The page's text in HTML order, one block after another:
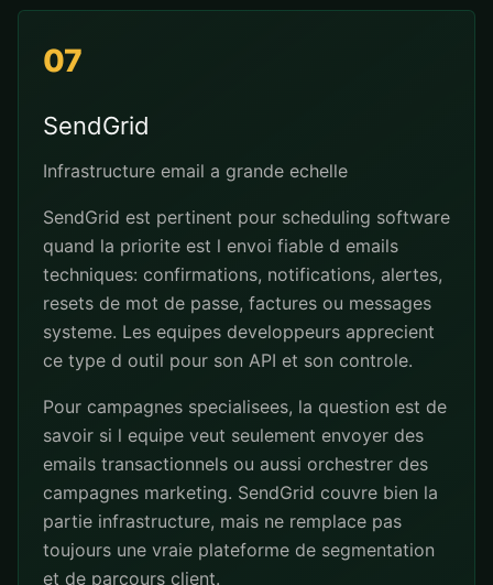
07
SendGrid
Infrastructure email a grande echelle
SendGrid est pertinent pour scheduling software
quand la priorite est l envoi fiable d emails
techniques: confirmations, notifications, alertes,
resets de mot de passe, factures ou messages
systeme. Les equipes developpeurs apprecient
ce type d outil pour son API et son controle.
Pour campagnes specialisees, la question est de
savoir si l equipe veut seulement envoyer des
emails transactionnels ou aussi orchestrer des
campagnes marketing. SendGrid couvre bien la
partie infrastructure, mais ne remplace pas
toujours une vraie plateforme de segmentation
et de parcours client.